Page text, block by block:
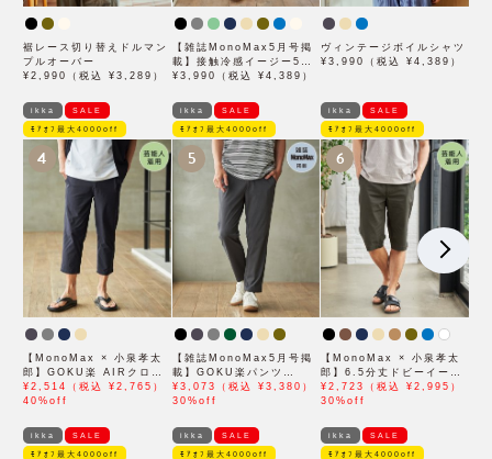
裾レース切り替えドルマン
プルオーバー
¥2,990（税込 ¥3,289）
【雑誌MonoMax5月号掲
載】接触冷感イージー5ポ
ケット
¥3,990（税込 ¥4,389）
ヴィンテージボイルシャツ
¥3,990（税込 ¥4,389）
ikka SALE
ﾓｱｵﾌ最大4000off
4
【MonoMax × 小泉孝太
郎】GOKU楽 AIRクロッ
プドパンツ「小泉孝太郎さ
ん着用モデル」
¥2,514（税込 ¥2,765）
40%off
ikka SALE
ﾓｱｵﾌ最大4000off
5
【雑誌MonoMax5月号掲
載】GOKU楽パンツ
EASY STRETCH 冷感ア
ンクル【接触冷感】「小泉
¥3,073（税込 ¥3,380）
30%off
ikka SALE
ﾓｱｵﾌ最大4000off
6
【MonoMax × 小泉孝太
郎】6.5分丈ドビーイージ
ーハーフパンツ「小泉孝太
郎さん着用モデル」
¥2,723（税込 ¥2,995）
30%off
ikka SALE
ﾓｱｵﾌ最大4000off
ikka SALE
ﾓｱｵﾌ最大4000off
ikka SALE
ﾓｱｵﾌ最大4000off